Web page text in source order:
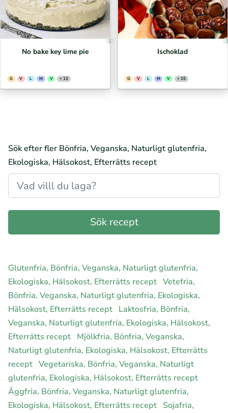
1
No bake key lime pie
G V L M V + 13
Ischoklad
G V L M V + 15
Sök efter fler Bönfria, Veganska, Naturligt glutenfria,
Ekologiska, Hälsokost, Efterrätts recept
Glutenfria, Bönfria, Veganska, Naturligt glutenfria,
Ekologiska, Hälsokost, Efterrätts recept Vetefria,
Bönfria, Veganska, Naturligt glutenfria, Ekologiska,
Hälsokost, Efterrätts recept Laktosfria, Bönfria,
Veganska, Naturligt glutenfria, Ekologiska, Hälsokost,
Efterrätts recept Mjölkfria, Bönfria, Veganska,
Naturligt glutenfria, Ekologiska, Hälsokost, Efterrätts
recept Vegetariska, Bönfria, Veganska, Naturligt
glutenfria, Ekologiska, Hälsokost, Efterrätts recept
Äggfria, Bönfria, Veganska, Naturligt glutenfria,
Ekologiska, Hälsokost, Efterrätts recept Sojafria,